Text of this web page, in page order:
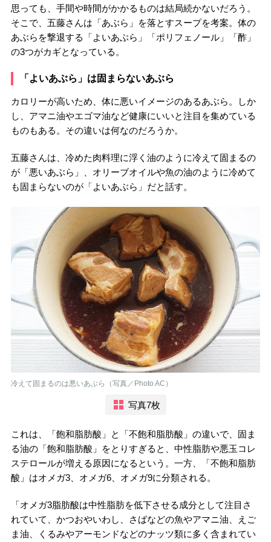
思っても、手間や時間がかかるものは結局続かないだろう。
そこで、五藤さんは「あぶら」を落とすスープを考案。体の
あぶらを撃退する「よいあぶら」「ポリフェノール」「酢」
の3つがカギとなっている。
「よいあぶら」は固まらないあぶら
カロリーが高いため、体に悪いイメージのあるあぶら。しか
し、アマニ油やエゴマ油など健康にいいと注目を集めている
ものもある。その違いは何なのだろうか。
五藤さんは、冷めた肉料理に浮く油のように冷えて固まるの
が「悪いあぶら」、オリーブオイルや魚の油のように冷めて
も固まらないのが「よいあぶら」だと話す。
冷えて固まるのは悪いあぶら（写真／Photo AC）
写真7枚
これは、「飽和脂肪酸」と「不飽和脂肪酸」の違いで、固ま
る油の「飽和脂肪酸」をとりすぎると、中性脂肪や悪玉コレ
ステロールが増える原因になるという。一方、「不飽和脂肪
酸」はオメガ3、オメガ6、オメガ9に分類される。
「オメガ3脂肪酸は中性脂肪を低下させる成分として注目さ
れていて、かつおやいわし、さばなどの魚やアマニ油、えご
ま油、くるみやアーモンドなどのナッツ類に多く含まれてい